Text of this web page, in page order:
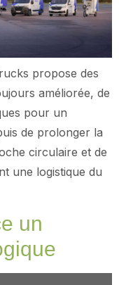
propose des
améliorée, de
pour un
de prolonger la
circulaire et de
une logistique du
un